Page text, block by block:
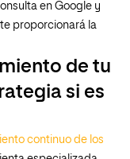
en Google y
te proporcionará la
de tu
si es
continuo de los